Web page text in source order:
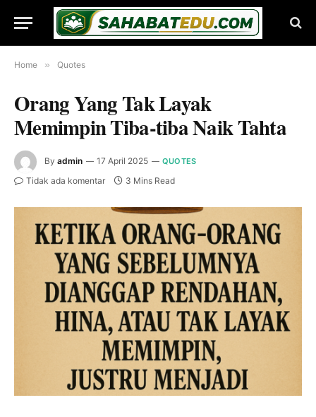
Home » Quotes
Orang Yang Tak Layak
Memimpin Tiba-tiba Naik Tahta
By admin 17 April 2025 QUOTES
Tidak ada komentar 3 Mins Read